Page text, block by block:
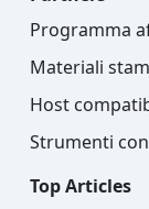
Programma
Materiali
Host
Strumenti
Top Articles